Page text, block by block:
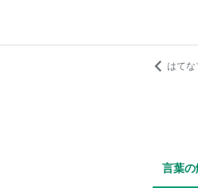
はて
言葉